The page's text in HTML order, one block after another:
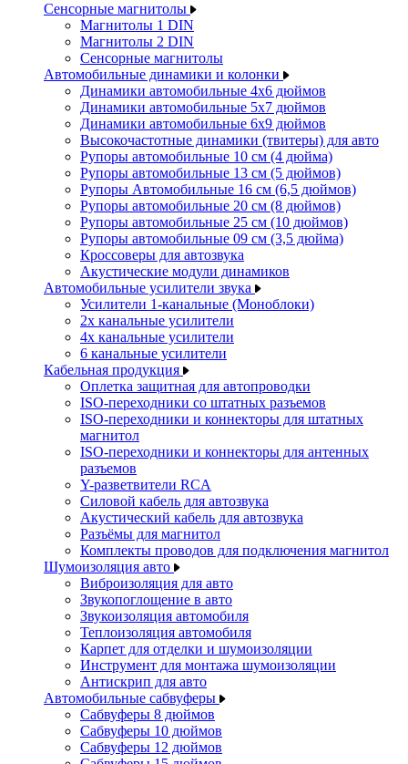
Сенсорные магнитолы
Магнитолы 1 DIN
Магнитолы 2 DIN
Сенсорные магнитолы
Автомобильные динамики и колонки
Динамики автомобильные 4x6 дюймов
Динамики автомобильные 5x7 дюймов
Динамики автомобильные 6x9 дюймов
Высокочастотные динамики (твитеры) для авто
Рупоры автомобильные 10 см (4 дюйма)
Рупоры автомобильные 13 см (5 дюймов)
Рупоры Автомобильные 16 см (6,5 дюймов)
Рупоры автомобильные 20 см (8 дюймов)
Рупоры автомобильные 25 см (10 дюймов)
Рупоры автомобильные 09 см (3,5 дюйма)
Кроссоверы для автозвука
Акустические модули динамиков
Автомобильные усилители звука
Усилители 1-канальные (Моноблоки)
2х канальные усилители
4х канальные усилители
6 канальные усилители
Кабельная продукция
Оплетка защитная для автопроводки
ISO-переходники со штатных разъемов
ISO-переходники и коннекторы для штатных
магнитол
ISO-переходники и коннекторы для антенных
разъемов
Y-разветвители RCA
Силовой кабель для автозвука
Акустический кабель для автозвука
Разъёмы для магнитол
Комплекты проводов для подключения магнитол
Шумоизоляция авто
Виброизоляция для авто
Звукопоглощение в авто
Звукоизоляция автомобиля
Теплоизоляция автомобиля
Карпет для отделки и шумоизоляции
Инструмент для монтажа шумоизоляции
Антискрип для авто
Автомобильные сабвуферы
Сабвуферы 8 дюймов
Сабвуферы 10 дюймов
Сабвуферы 12 дюймов